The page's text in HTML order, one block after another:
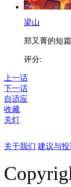
梁山
郑又菁的短
评分:
上一话
下一话
自适应
收藏
关灯
关于我们 建议与投